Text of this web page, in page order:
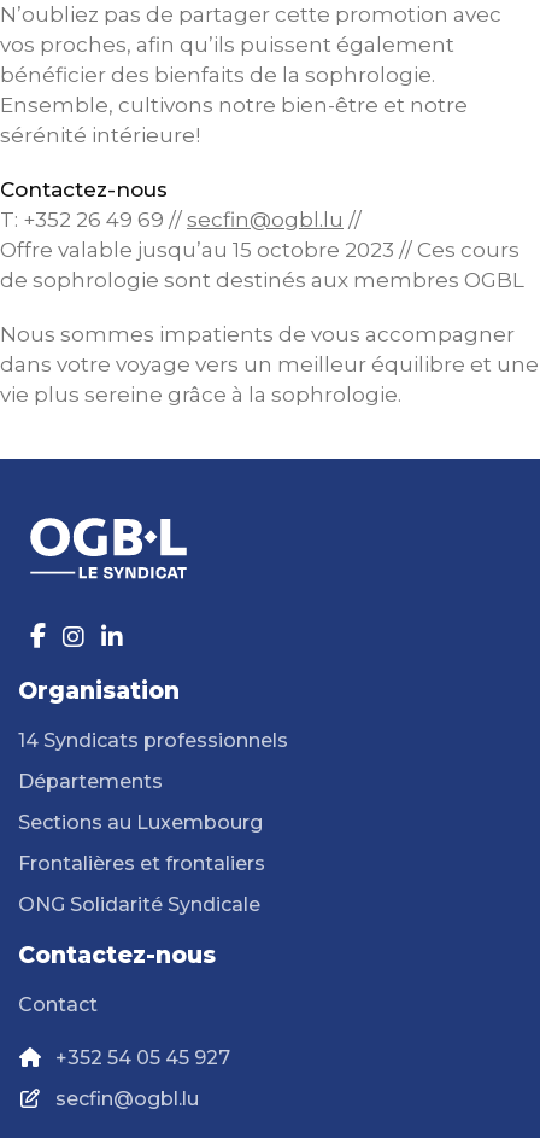
N’oubliez pas de partager cette promotion avec
vos proches, afin qu’ils puissent également
bénéficier des bienfaits de la sophrologie.
Ensemble, cultivons notre bien-être et notre
sérénité intérieure!
Contactez-nous
T: +352 26 49 69 // secfin@ogbl.lu //
Offre valable jusqu’au 15 octobre 2023 // Ces cours
de sophrologie sont destinés aux membres OGBL
Nous sommes impatients de vous accompagner
dans votre voyage vers un meilleur équilibre et une
vie plus sereine grâce à la sophrologie.
Organisation
14 Syndicats professionnels
Départements
Sections au Luxembourg
Frontalières et frontaliers
ONG Solidarité Syndicale
Contactez-nous
Contact
+352 54 05 45 927
secfin@ogbl.lu